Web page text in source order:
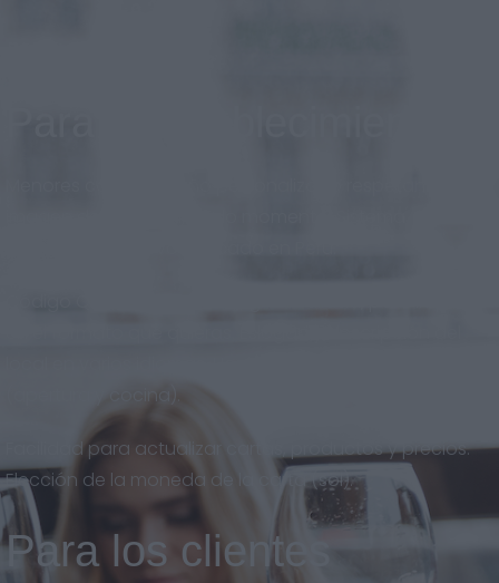
(apertura y cocina).
Facilidad para actualizar cartas, productos y precios.
Elección de la moneda de la carta (sol).
Para los clientes